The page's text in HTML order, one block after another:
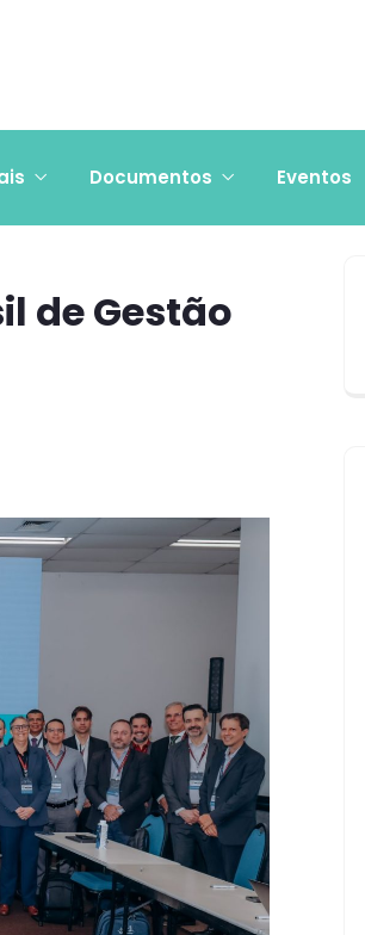
Documentos Eventos
de Gestão